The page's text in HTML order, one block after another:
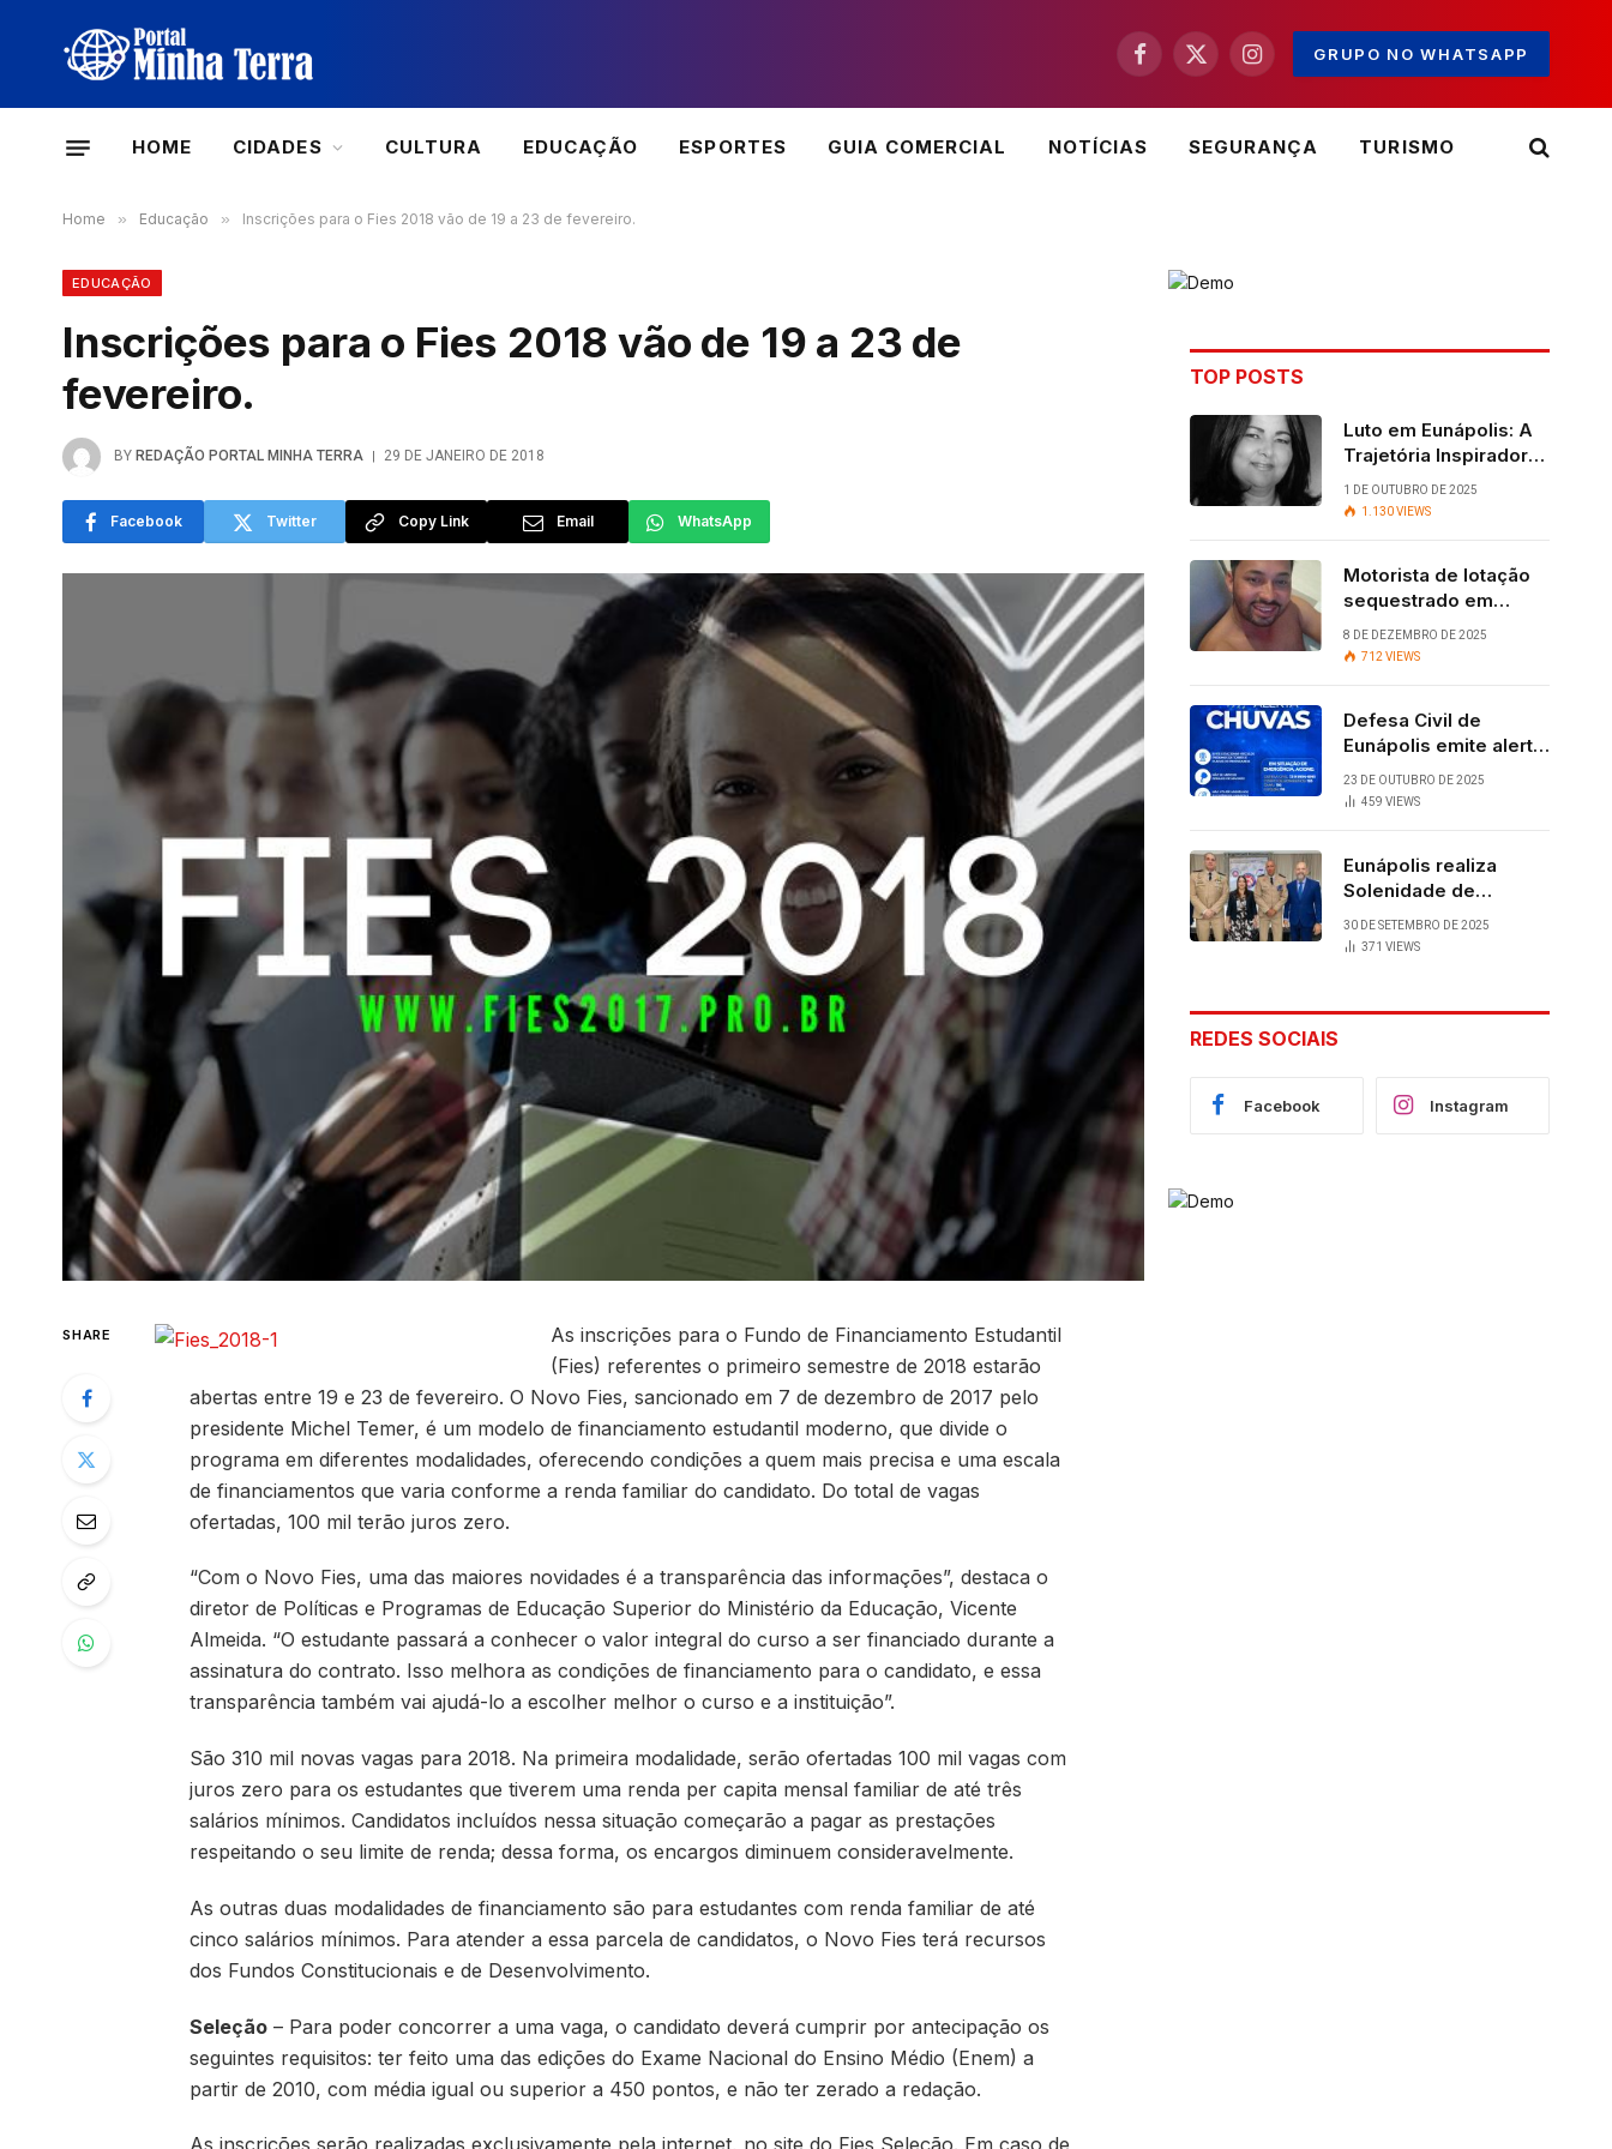
Facebook
X
Instagram
GRUPO NO WHATSAPP
HOME CIDADES CULTURA EDUCAÇÃO ESPORTES GUIA COMERCIAL NOTÍCIAS SEGURANÇA TURISMO
Home » Educação » Inscrições para o Fies 2018 vão de 19 a 23 de fevereiro.
EDUCAÇÃO
Inscrições para o Fies 2018 vão de 19 a 23 de
fevereiro.
BY REDAÇÃO PORTAL MINHA TERRA 29 DE JANEIRO DE 2018
Facebook Twitter Copy Link Email WhatsApp
SHARE
As inscrições para o Fundo de Financiamento Estudantil
(Fies) referentes o primeiro semestre de 2018 estarão
abertas entre 19 e 23 de fevereiro. O Novo Fies, sancionado em 7 de dezembro de 2017 pelo
presidente Michel Temer, é um modelo de financiamento estudantil moderno, que divide o
programa em diferentes modalidades, oferecendo condições a quem mais precisa e uma escala
de financiamentos que varia conforme a renda familiar do candidato. Do total de vagas
ofertadas, 100 mil terão juros zero.
“Com o Novo Fies, uma das maiores novidades é a transparência das informações”, destaca o
diretor de Políticas e Programas de Educação Superior do Ministério da Educação, Vicente
Almeida. “O estudante passará a conhecer o valor integral do curso a ser financiado durante a
assinatura do contrato. Isso melhora as condições de financiamento para o candidato, e essa
transparência também vai ajudá-lo a escolher melhor o curso e a instituição”.
São 310 mil novas vagas para 2018. Na primeira modalidade, serão ofertadas 100 mil vagas com
juros zero para os estudantes que tiverem uma renda per capita mensal familiar de até três
salários mínimos. Candidatos incluídos nessa situação começarão a pagar as prestações
respeitando o seu limite de renda; dessa forma, os encargos diminuem consideravelmente.
As outras duas modalidades de financiamento são para estudantes com renda familiar de até
cinco salários mínimos. Para atender a essa parcela de candidatos, o Novo Fies terá recursos
dos Fundos Constitucionais e de Desenvolvimento.
Seleção– Para poder concorrer a uma vaga, o candidato deverá cumprir por antecipação os
seguintes requisitos: ter feito uma das edições do Exame Nacional do Ensino Médio (Enem) a
partir de 2010, com média igual ou superior a 450 pontos, e não ter zerado a redação.
TOP POSTS
Luto em Eunápolis: A
Trajetória Inspiradora
da ex-vereadora Ruth
Contadora
1 DE OUTUBRO DE 2025
1.130VIEWS
Motorista de lotação
sequestrado em
Eunápolis é
encontrado com vida
8 DE DEZEMBRO DE 2025
712 VIEWS
Defesa Civil de
Eunápolis emite alerta
para chuvas
23 DE OUTUBRO DE 2025
459 VIEWS
Eunápolis realiza
Solenidade de
Assunção do 28º
BPM, conquista
Cláudia e Robério
30 DE SETEMBRO DE 2025
371 VIEWS
REDES SOCIAIS
Facebook Instagram